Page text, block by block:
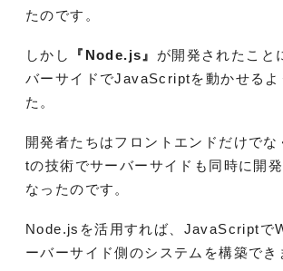
たのです。
しかし 『Node.js』 が開発されたこと
バーサイドでJavaScriptを動かせるよ
た。
開発者たちはフロントエンドだけで
tの技術でサーバーサイドも同時に開
なったのです。
Node.jsを活用すれば、JavaScriptで
ーバーサイド側のシステムを構築でき